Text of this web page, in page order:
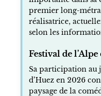
premier long-
réalisatrice,
selon les
Festival de l’Alpe
Sa participation au
d’Huez en 2026
paysage de la